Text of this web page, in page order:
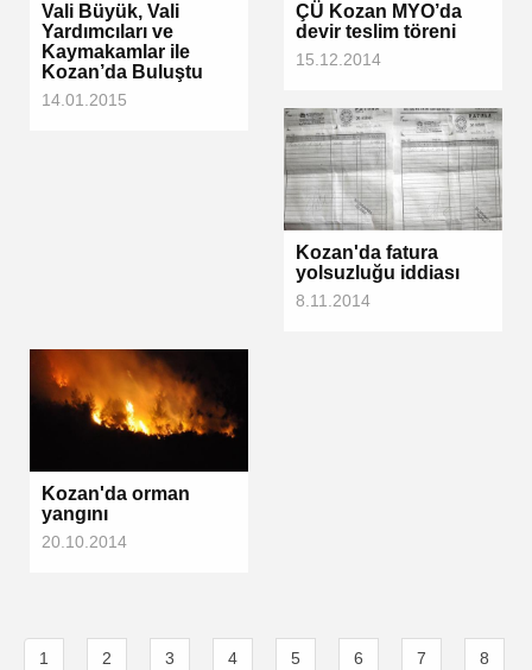
Vali Büyük, Vali
Yardımcıları ve
Kaymakamlar ile
Kozan’da Buluştu
14.01.2015
ÇÜ Kozan MYO’da
devir teslim töreni
15.12.2014
Kozan'da fatura
yolsuzluğu iddiası
8.11.2014
Kozan'da orman
yangını
20.10.2014
1 2 3 4 5 6 7 8